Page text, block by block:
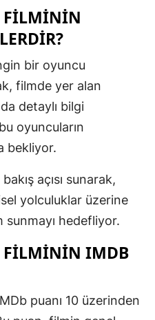
Kütahya
Mardin
Muğla
Muş
Niğde
FILMININ
bir oyuncu
filmde yer alan
detaylı bilgi
oyuncuların
bekliyor.
açısı sunarak,
yolculuklar üzerine
sunmayı hedefliyor.
FILMININ IMDB
puanı 10 üzerinden